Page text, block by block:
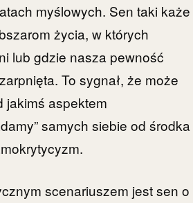
myślowych. Sen taki każe
życia, w których
lub gdzie nasza pewność
To sygnał, że może
jakimś aspektem
samych siebie od środka
scenariuszem jest sen o